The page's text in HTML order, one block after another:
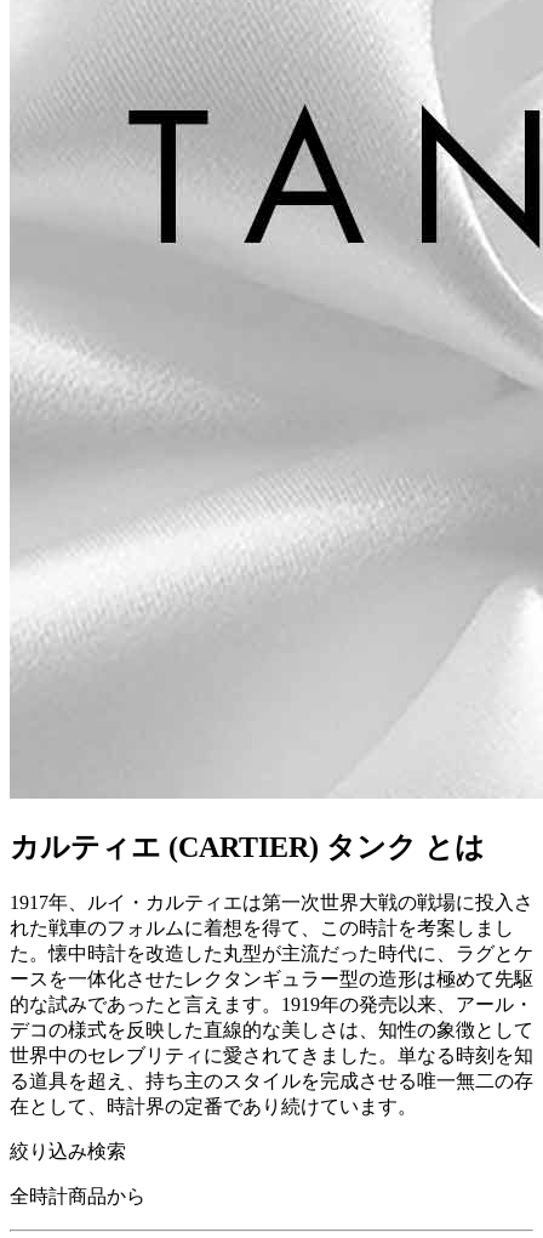
カルティエ (CARTIER) タンク とは
1917年、ルイ・カルティエは第一次世界大戦の戦場に投入さ
れた戦車のフォルムに着想を得て、この時計を考案しまし
た。懐中時計を改造した丸型が主流だった時代に、ラグとケ
ースを一体化させたレクタンギュラー型の造形は極めて先駆
的な試みであったと言えます。1919年の発売以来、アール・
デコの様式を反映した直線的な美しさは、知性の象徴として
世界中のセレブリティに愛されてきました。単なる時刻を知
る道具を超え、持ち主のスタイルを完成させる唯一無二の存
在として、時計界の定番であり続けています。
絞り込み検索
全時計商品から